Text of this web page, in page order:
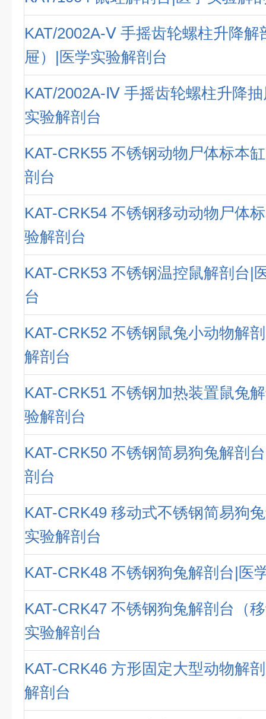
KAT/2002A-Ⅴ 手摇齿轮螺柱升降解
屉）|医学实验解剖台
KAT/2002A-Ⅳ 手摇齿轮螺柱升降
实验解剖台
KAT-CRK55 不锈钢动物尸体标本
剖台
KAT-CRK54 不锈钢移动动物尸体
验解剖台
KAT-CRK53 不锈钢温控鼠解剖台|
台
KAT-CRK52 不锈钢鼠兔小动物解
解剖台
KAT-CRK51 不锈钢加热装置鼠兔
验解剖台
KAT-CRK50 不锈钢简易狗兔解剖
剖台
KAT-CRK49 移动式不锈钢简易狗
实验解剖台
KAT-CRK48 不锈钢狗兔解剖台|医
KAT-CRK47 不锈钢狗兔解剖台（
实验解剖台
KAT-CRK46 方形固定大型动物解
解剖台